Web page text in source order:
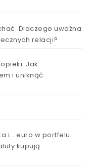
Dlaczego uważna
relacji?
Jak
i uniknąć
i… euro w portfelu.
kupują